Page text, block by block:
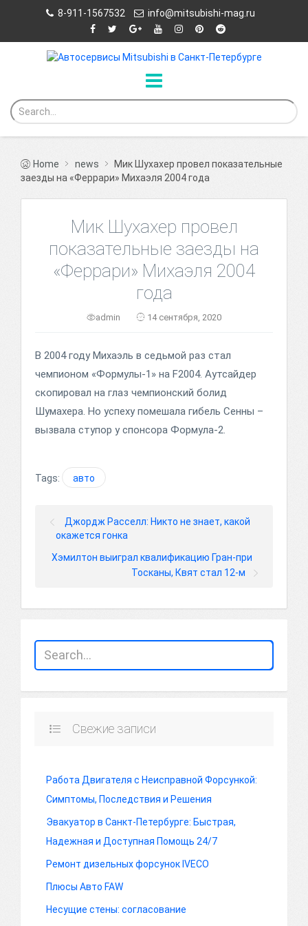
8-911-1567532 info@mitsubishi-mag.ru
Home news
Мик Шухахер провел показательные
заезды на «Феррари» Михаэля 2004 года
Мик Шухахер провел
показательные заезды на
«Феррари» Михаэля 2004
года
admin 14 сентября, 2020
В 2004 году Михаэль в седьмой раз стал
чемпионом «Формулы-1» на F2004. Аутсайдер
скопировал на глаз чемпионский болид
Шумахера. Но успеху помешала гибель Сенны –
вызвала ступор у спонсора Формула-2.
Tags: авто
Джордж Расселл: Никто не знает, какой
окажется гонка
Хэмилтон выиграл квалификацию Гран-при
Тосканы, Квят стал 12-м
Свежие записи
Работа Двигателя с Неисправной Форсункой:
Симптомы, Последствия и Решения
Эвакуатор в Санкт-Петербурге: Быстрая,
Надежная и Доступная Помощь 24/7
Ремонт дизельных форсунок IVECO
Плюсы Авто FAW
Несущие стены: согласование